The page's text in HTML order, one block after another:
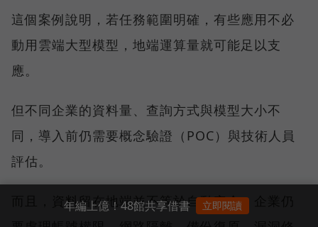
這個案例說明，若任務範圍明確，有些應用不必
動用雲端大型模型，地端運算量就可能足以支
應。
但不同企業的資料量、查詢方式與模型大小不
同，導入前仍需要概念驗證（POC）與技術人員
評估。
而且，資料留在地端並不等於自動安全。企業仍
年編上億！48館共享借書 立即閱讀